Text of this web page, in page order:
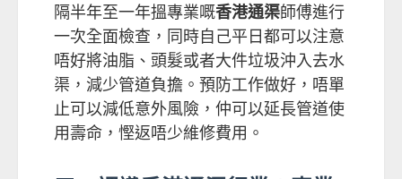
隔半年至一年搵專業嘅香港通渠師傅進行
一次全面檢查，同時自己平日都可以注意
唔好將油脂、頭髮或者大件垃圾沖入去水
渠，減少管道負擔。預防工作做好，唔單
止可以減低意外風險，仲可以延長管道使
用壽命，慳返唔少維修費用。